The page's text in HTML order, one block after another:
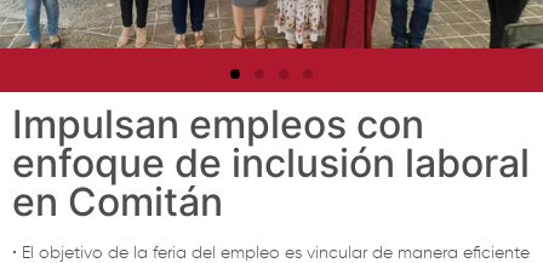
Impulsan empleos con
enfoque de inclusión laboral
en Comitán
• El objetivo de la feria del empleo es vincular de manera eficiente